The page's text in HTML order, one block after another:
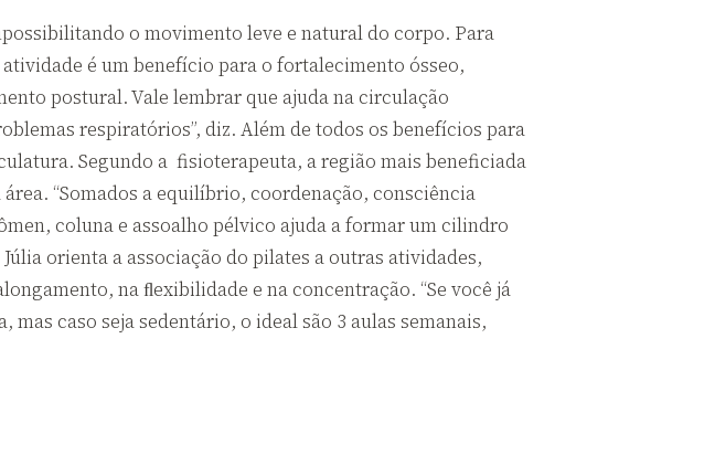
o movimento leve e natural do corpo. Para
é um benefício para o fortalecimento ósseo,
postural. Vale lembrar que ajuda na circulação
respiratórios”, diz. Além de todos os benefícios para
Segundo a fisioterapeuta, a região mais beneficiada
“Somados a equilíbrio, coordenação, consciência
coluna e assoalho pélvico ajuda a formar um cilindro
orienta a associação do pilates a outras atividades,
na ﬂexibilidade e na concentração. “Se você já
caso seja sedentário, o ideal são 3 aulas semanais,